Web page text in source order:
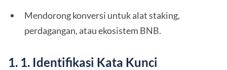
Mendorong konversi untuk alat staking,
perdagangan, atau ekosistem BNB.
1. 1. Identifikasi Kata Kunci